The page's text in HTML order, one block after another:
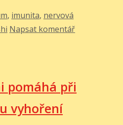
Hericium:
Jaké
a
co
mají
, imunita, nervová
Napsat komentář
pomáhá při
vyhoření